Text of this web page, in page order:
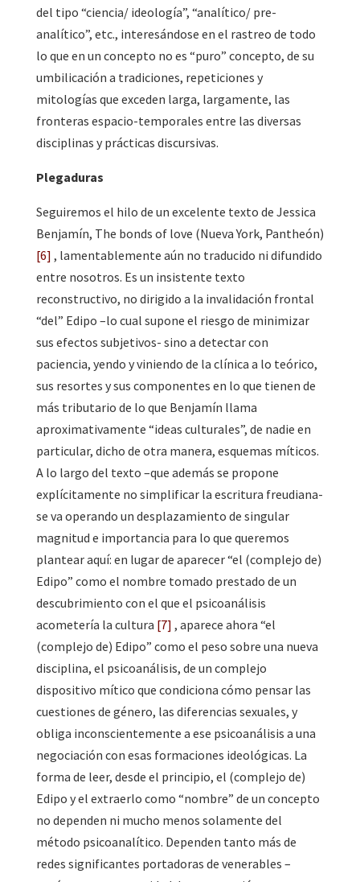
del tipo “ciencia/ ideología”, “analítico/ pre-
analítico”, etc., interesándose en el rastreo de todo
lo que en un concepto no es “puro” concepto, de su
umbilicación a tradiciones, repeticiones y
mitologías que exceden larga, largamente, las
fronteras espacio-temporales entre las diversas
disciplinas y prácticas discursivas.
Plegaduras
Seguiremos el hilo de un excelente texto de Jessica
Benjamín, The bonds of love (Nueva York, Pantheón)
[6] , lamentablemente aún no traducido ni difundido
entre nosotros. Es un insistente texto
reconstructivo, no dirigido a la invalidación frontal
“del” Edipo –lo cual supone el riesgo de minimizar
sus efectos subjetivos- sino a detectar con
paciencia, yendo y viniendo de la clínica a lo teórico,
sus resortes y sus componentes en lo que tienen de
más tributario de lo que Benjamín llama
aproximativamente “ideas culturales”, de nadie en
particular, dicho de otra manera, esquemas míticos.
A lo largo del texto –que además se propone
explícitamente no simplificar la escritura freudiana-
se va operando un desplazamiento de singular
magnitud e importancia para lo que queremos
plantear aquí: en lugar de aparecer “el (complejo de)
Edipo” como el nombre tomado prestado de un
descubrimiento con el que el psicoanálisis
acometería la cultura [7] , aparece ahora “el
(complejo de) Edipo” como el peso sobre una nueva
disciplina, el psicoanálisis, de un complejo
dispositivo mítico que condiciona cómo pensar las
cuestiones de género, las diferencias sexuales, y
obliga inconscientemente a ese psicoanálisis a una
negociación con esas formaciones ideológicas. La
forma de leer, desde el principio, el (complejo de)
Edipo y el extraerlo como “nombre” de un concepto
no dependen ni mucho menos solamente del
método psicoanalítico. Dependen tanto más de
redes significantes portadoras de venerables –